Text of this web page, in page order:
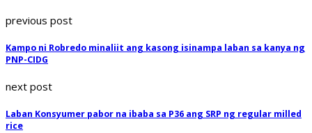
previous post
Kampo ni Robredo minaliit ang kasong isinampa laban sa kanya ng
PNP-CIDG
next post
Laban Konsyumer pabor na ibaba sa P36 ang SRP ng regular milled
rice